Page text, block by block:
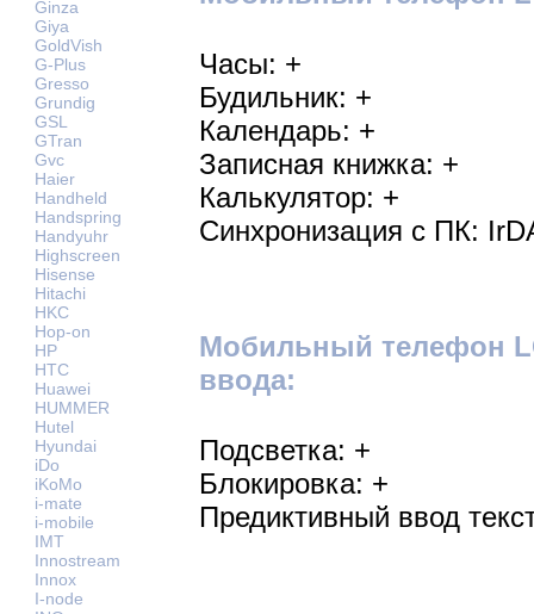
Ginza
Giya
GoldVish
G-Plus
Gresso
Grundig
GSL
GTran
Gvc
Haier
Handheld
Handspring
Handyuhr
Highscreen
Hisense
Hitachi
HKC
Hop-on
HP
HTC
Huawei
HUMMER
Hutel
Hyundai
iDo
iKoMo
i-mate
i-mobile
IMT
Innostream
Innox
I-node
Часы: +
Будильник: +
Календарь: +
Записная книжка: +
Калькулятор: +
Синхронизация с ПК:
Мобильный телефон
ввода:
Подсветка: +
Блокировка: +
Предиктивный ввод